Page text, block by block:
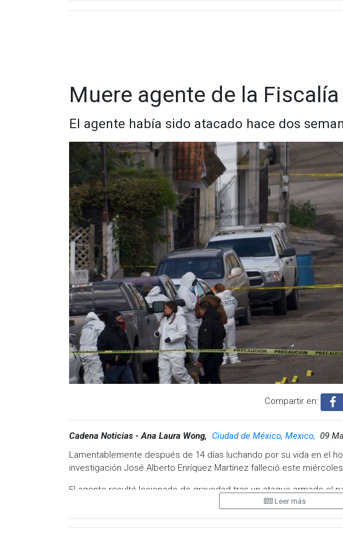
Visita y accede a todo nuestro contenido |
Facebook:@cadenanoticiasmx| Instagram:@cadenanoticiasmx|
Muere agente de la
El agente había sido atacado hace dos
Compartir en:
Cadena Noticias - Ana Laura Wong, Ciudad de México, Mexico, 09
Lamentablemente después de 14 días luchando por su vida en el
investigación José Alberto Enríquez Martínez falleció este
El agente resultó lesionado de gravedad tras un ataque armado el
Leer más